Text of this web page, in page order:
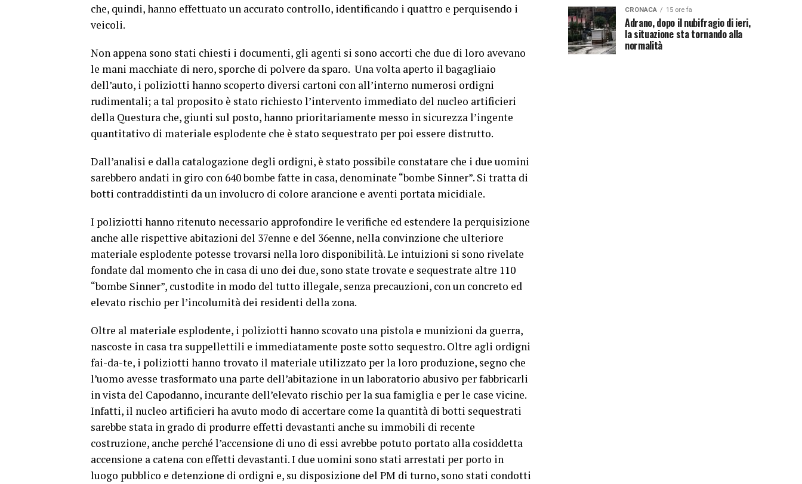
che, quindi, hanno effettuato un accurato controllo, identificando i quattro e perquisendo i
veicoli.
Non appena sono stati chiesti i documenti, gli agenti si sono accorti che due di loro avevano
le mani macchiate di nero, sporche di polvere da sparo. Una volta aperto il bagagliaio
dell’auto, i poliziotti hanno scoperto diversi cartoni con all’interno numerosi ordigni
rudimentali; a tal proposito è stato richiesto l’intervento immediato del nucleo artificieri
della Questura che, giunti sul posto, hanno prioritariamente messo in sicurezza l’ingente
quantitativo di materiale esplodente che è stato sequestrato per poi essere distrutto.
Dall’analisi e dalla catalogazione degli ordigni, è stato possibile constatare che i due uomini
sarebbero andati in giro con 640 bombe fatte in casa, denominate “bombe Sinner”. Si tratta di
botti contraddistinti da un involucro di colore arancione e aventi portata micidiale.
I poliziotti hanno ritenuto necessario approfondire le verifiche ed estendere la perquisizione
anche alle rispettive abitazioni del 37enne e del 36enne, nella convinzione che ulteriore
materiale esplodente potesse trovarsi nella loro disponibilità. Le intuizioni si sono rivelate
fondate dal momento che in casa di uno dei due, sono state trovate e sequestrate altre 110
“bombe Sinner”, custodite in modo del tutto illegale, senza precauzioni, con un concreto ed
elevato rischio per l’incolumità dei residenti della zona.
Oltre al materiale esplodente, i poliziotti hanno scovato una pistola e munizioni da guerra,
nascoste in casa tra suppellettili e immediatamente poste sotto sequestro. Oltre agli ordigni
fai-da-te, i poliziotti hanno trovato il materiale utilizzato per la loro produzione, segno che
l’uomo avesse trasformato una parte dell’abitazione in un laboratorio abusivo per fabbricarli
in vista del Capodanno, incurante dell’elevato rischio per la sua famiglia e per le case vicine.
Infatti, il nucleo artificieri ha avuto modo di accertare come la quantità di botti sequestrati
sarebbe stata in grado di produrre effetti devastanti anche su immobili di recente
costruzione, anche perché l’accensione di uno di essi avrebbe potuto portato alla cosiddetta
accensione a catena con effetti devastanti. I due uomini sono stati arrestati per porto in
luogo pubblico e detenzione di ordigni e, su disposizione del PM di turno, sono stati condotti
CRONACA 15 ore fa
Adrano, dopo il nubifragio di ieri,
la situazione sta tornando alla
normalità